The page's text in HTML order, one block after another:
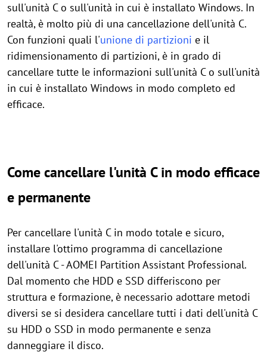
sull'unità C o sull'unità in cui è installato Windows. In
realtà, è molto più di una cancellazione dell'unità C.
Con funzioni quali l'unione di partizioni e il
ridimensionamento di partizioni, è in grado di
cancellare tutte le informazioni sull'unità C o sull'unità
in cui è installato Windows in modo completo ed
efficace.
Come cancellare l'unità C in modo efficace
e permanente
Per cancellare l'unità C in modo totale e sicuro,
installare l'ottimo programma di cancellazione
dell'unità C - AOMEI Partition Assistant Professional.
Dal momento che HDD e SSD differiscono per
struttura e formazione, è necessario adottare metodi
diversi se si desidera cancellare tutti i dati dell'unità C
su HDD o SSD in modo permanente e senza
danneggiare il disco.